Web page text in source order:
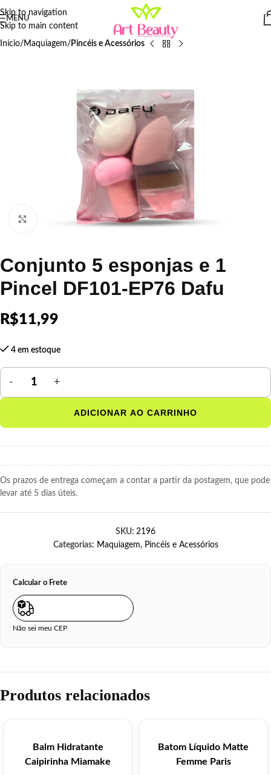
Skip to navigation
Skip to main content
MENU
Início Maquiagem Pincéis e Acessórios
Click to enlarge
Conjunto 5 esponjas e 1
Pincel DF101-EP76 Dafu
R$11,99
4 em estoque
ADICIONAR AO CARRINHO
Os prazos de entrega começam a contar a partir da postagem, que pode
levar até 5 dias úteis.
SKU: 2196
Categorias: Maquiagem, Pincéis e Acessórios
Calcular o Frete
Não sei meu CEP
Produtos relacionados
Balm Hidratante
Caipirinha Miamake
Batom Líquido Matte
Femme Paris